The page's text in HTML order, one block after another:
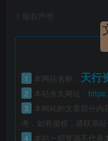
版权声明
1 本网站名称： 天行
2 本站永久网址：
3
本网站的文章部分内
考，如有侵权，请联系
4
本站一切资源不代表